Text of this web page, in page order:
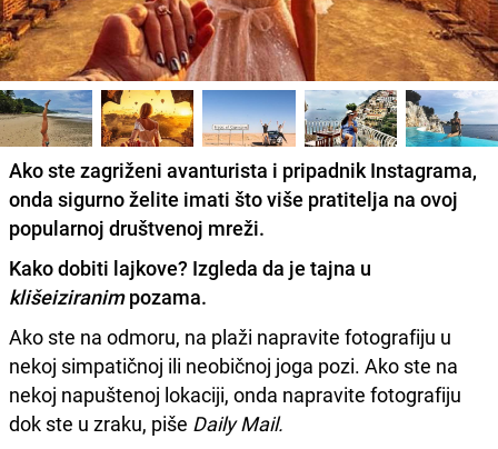
Ako ste zagriženi avanturista i pripadnik Instagrama,
onda sigurno želite imati što više pratitelja na ovoj
popularnoj društvenoj mreži.
Kako dobiti lajkove? Izgleda da je tajna u
klišeiziranimpozama.
Ako ste na odmoru, na plaži napravite fotografiju u
nekoj simpatičnoj ili neobičnoj joga pozi. Ako ste na
nekoj napuštenoj lokaciji, onda napravite fotografiju
dok ste u zraku, piše Daily Mail.